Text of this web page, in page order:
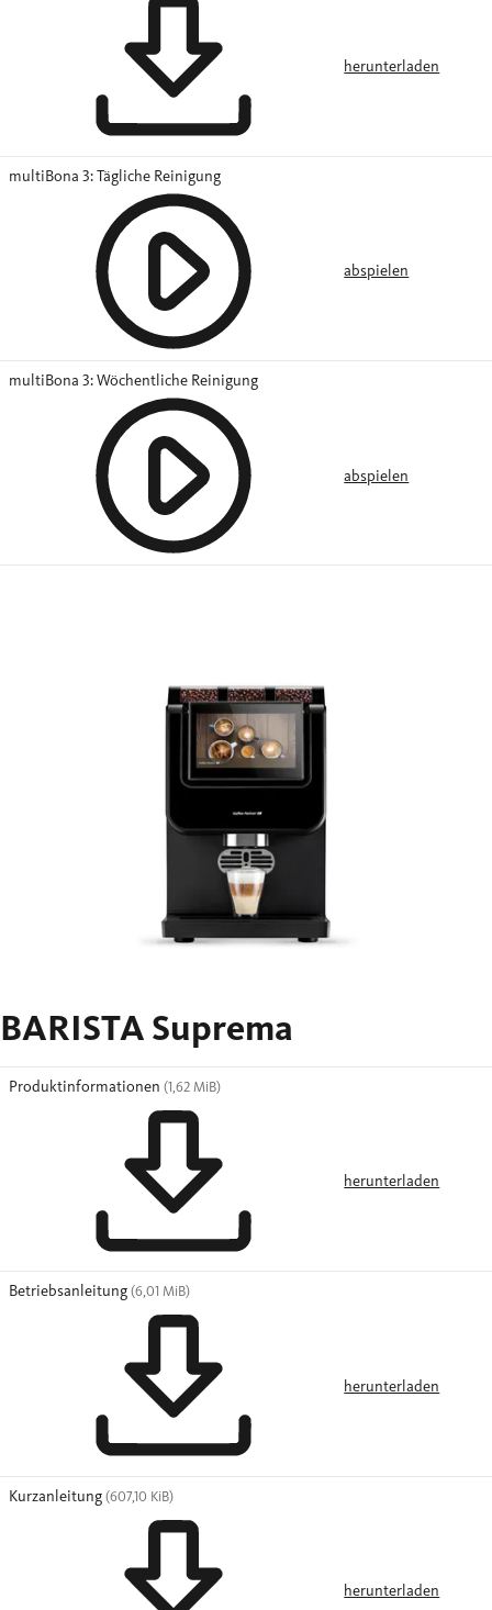
herunterladen
multiBona 3: Tägliche Reinigung
abspielen
multiBona 3: Wöchentliche Reinigung
abspielen
BARISTA Suprema
Produktinformationen(1,62 MiB)
herunterladen
Betriebsanleitung(6,01 MiB)
herunterladen
Kurzanleitung(607,10 KiB)
herunterladen